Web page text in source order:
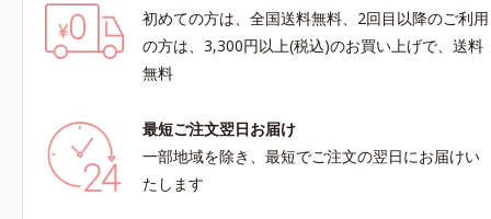
初めての方は、全国送料無料、2回目以降のご利用
の方は、3,300円以上(税込)のお買い上げで、送料
無料
最短ご注文翌日お届け
一部地域を除き、最短でご注文の翌日にお届けい
たします